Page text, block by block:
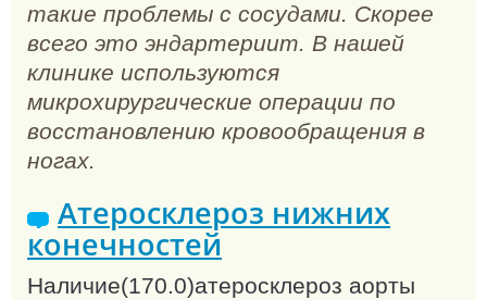
такие проблемы с сосудами. Скорее
всего это эндартериит. В нашей
клинике используются
микрохирургические операции по
восстановлению кровообращения в
ногах.
Атеросклероз нижних
конечностей
Наличие(170.0)атеросклероз аорты